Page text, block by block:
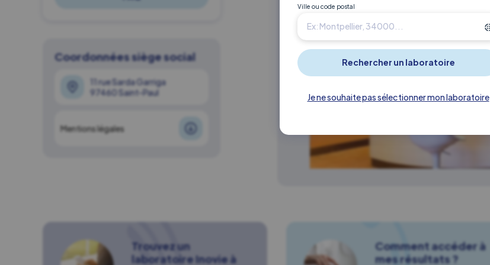
Ville ou code postal
Je ne souhaite pas sélectionner mon laboratoire
Coordonnées siège social
11 rue Sarda Garriga
97460 Saint-Paul
Mentions légales
Trouvez un
laboratoire Inovie à
Comment accéder à
mes résultats ?